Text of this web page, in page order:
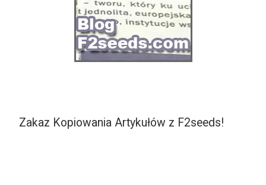
Zakaz Kopiowania Artykułów z F2seeds!